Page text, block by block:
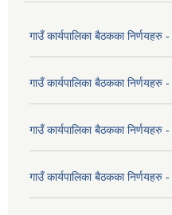
गाउँ कार्यपालिका बैठकका
गाउँ कार्यपालिका बैठकका
गाउँ कार्यपालिका बैठकका
गाउँ कार्यपालिका बैठकका